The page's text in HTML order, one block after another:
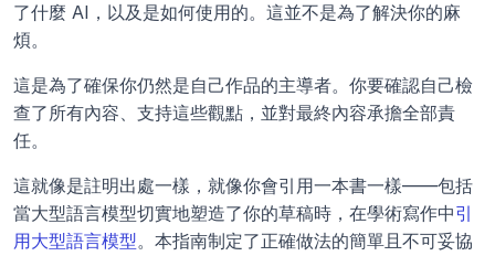
了什麼 AI，以及是如何使用的。這並不是為了解決你的麻
煩。
這是為了確保你仍然是自己作品的主導者。你要確認自己檢
查了所有內容、支持這些觀點，並對最終內容承擔全部責
任。
這就像是註明出處一樣，就像你會引用一本書一樣——包括
當大型語言模型切實地塑造了你的草稿時，在學術寫作中引
用大型語言模型。本指南制定了正確做法的簡單且不可妥協